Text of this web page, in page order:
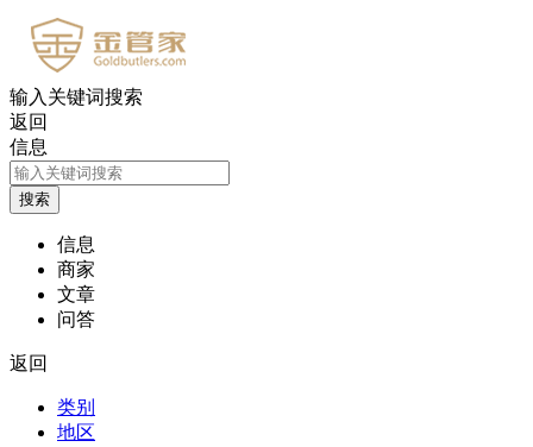
输入关键词搜索
返回
信息
信息
商家
文章
问答
返回
类别
地区